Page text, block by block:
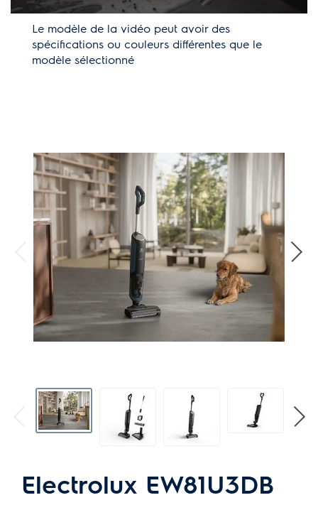
élevées sur les surfaces sèches et humides. L’aspirateur
sans fil Wet & Dry ramasse jusqu’à 99 % des débris secs*
et nettoie efficacement les déversements de liquides, pour
une expérience de nettoyage impeccable.
liquides renversés, qu’il s’agisse de ketchup collant ou de
café, pour une expérience de nettoyage tout-en-un.*
Jusqu’à 35 minutes* d’autonomie
La batterie dure jusqu’à 35 minutes en une seule charge.
Adieu la sempiternelle recharge et bonjour le nettoyage
sans souci sur jusqu’à 143 m².*
• Adapte automatiquement la puissance d'aspiration en
fonction du type de sol
• Fonction 2en1, aspirateur de sol et accu à main
*Basé sur un test interne du taux de ramassage des
particules d’une taille comprise entre 3 et 7 micromètres.
Le modèle de la vidéo peut avoir des
spécifications ou couleurs différentes que le
modèle sélectionné
Electrolux EW81U3DB